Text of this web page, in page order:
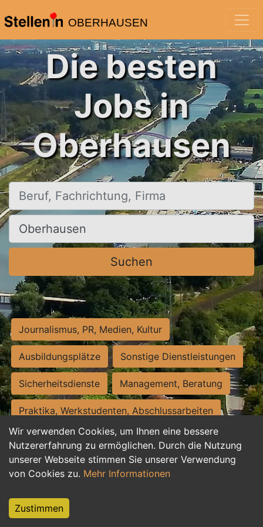
OBERHAUSEN
Wir verwenden Cookies, um Ihnen eine bessere
Nutzererfahrung zu ermöglichen. Durch die Nutzung
unserer Webseite stimmen Sie unserer Verwendung
von Cookies zu. Mehr Informationen
Zustimmen
Die besten
Jobs in
Oberhausen
Beruf, Fachrichtung, Firma
Ort, Stadt
Suchen
Journalismus, PR, Medien, Kultur
Ausbildungsplätze Sonstige Dienstleistungen
Sicherheitsdienste Management, Beratung
Praktika, Werkstudenten, Abschlussarbeiten
Personalwesen Assistenz, Sekretariat
Hilfskräfte, Aushilfs- und Nebenjobs
Weiterbildung, Studium, duale Ausbildung